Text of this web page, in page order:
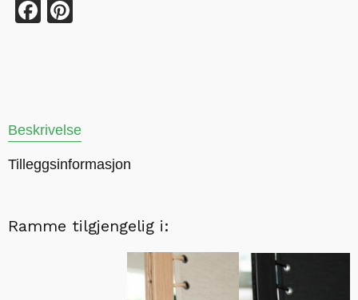
Facebook
Beskrivelse
Tilleggsinformasjon
Ramme tilgjengelig i: